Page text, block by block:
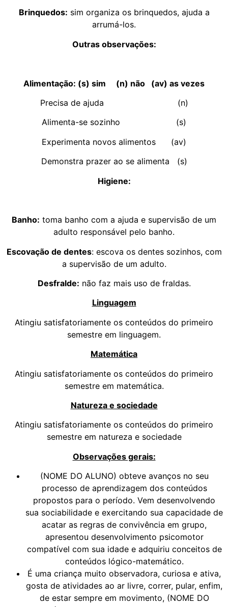
Brinquedos: sim organiza os brinquedos, ajuda a
arrumá-los.
Outras observações:
Alimentação: (s) sim (n) não (av) as vezes
Precisa de ajuda (n)
Alimenta-se sozinho (s)
Experimenta novos alimentos (av)
Demonstra prazer ao se alimenta (s)
Higiene:
Banho: toma banho com a ajuda e supervisão de um
adulto responsável pelo banho.
Escovação de dentes: escova os dentes sozinhos, com
a supervisão de um adulto.
Desfralde: não faz mais uso de fraldas.
Linguagem
Atingiu satisfatoriamente os conteúdos do primeiro
semestre em linguagem.
Matemática
Atingiu satisfatoriamente os conteúdos do primeiro
semestre em matemática.
Natureza e sociedade
Atingiu satisfatoriamente os conteúdos do primeiro
semestre em natureza e sociedade
Observações gerais:
(NOME DO ALUNO) obteve avanços no seu
processo de aprendizagem dos conteúdos
propostos para o período. Vem desenvolvendo
sua sociabilidade e exercitando sua capacidade de
acatar as regras de convivência em grupo,
apresentou desenvolvimento psicomotor
compatível com sua idade e adquiriu conceitos de
conteúdos lógico-matemático.
É uma criança muito observadora, curiosa e ativa,
gosta de atividades ao ar livre, correr, pular, enfim,
de estar sempre em movimento, (NOME DO